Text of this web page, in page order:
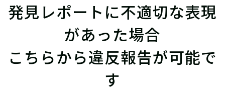
発見レポートに不適切な表現
があった場合
こちらから違反報告が可能で
す